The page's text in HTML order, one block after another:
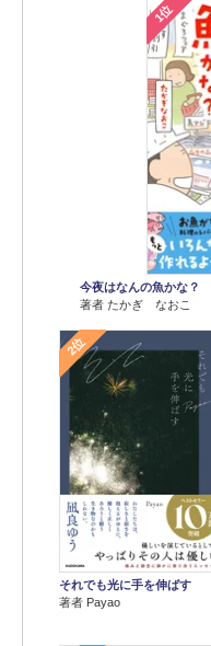
1位
今夜はなんの魚かな？
著者 たかぎ なおこ
2位
それでも光に手を伸ばす
著者 Payao